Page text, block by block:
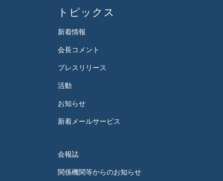
トピックス
新着情報
会長コメント
プレスリリース
活動
お知らせ
新着メールサービス
会報誌
関係機関等からのお知らせ